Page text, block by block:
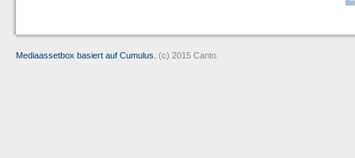
Mediaassetbox basiert auf Cumulus. (c) 2015 Canto.